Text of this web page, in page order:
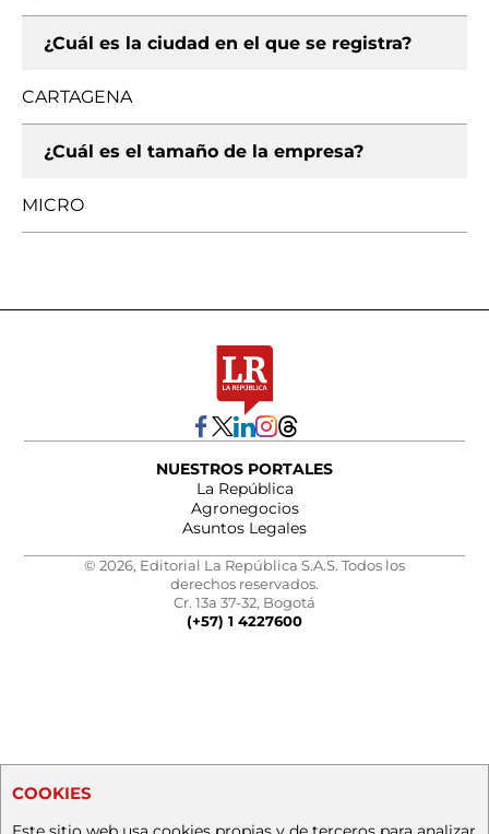
¿Cuál es la ciudad en el que se registra?
CARTAGENA
¿Cuál es el tamaño de la empresa?
MICRO
NUESTROS PORTALES
La República
Agronegocios
Asuntos Legales
© 2026, Editorial La República S.A.S. Todos los
derechos reservados.
Cr. 13a 37-32, Bogotá
(+57) 1 4227600
COOKIES